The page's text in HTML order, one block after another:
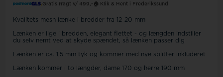
Gratis fragt v/ 499,- 🏠 Klik & Hent i Frederikssund
Kvalitets mesh lænke i bredder fra 12-20 mm
Lænken er lige i bredden, elegant flettet - og længden indstiller
du selv nemt ved at skyde spændet, så lænken passer dig
Lænken er ca. 1,5 mm tyk og kommer med nye splitter inkluderet
Lænken kommer i to længder, dame 170 og herre 190 mm